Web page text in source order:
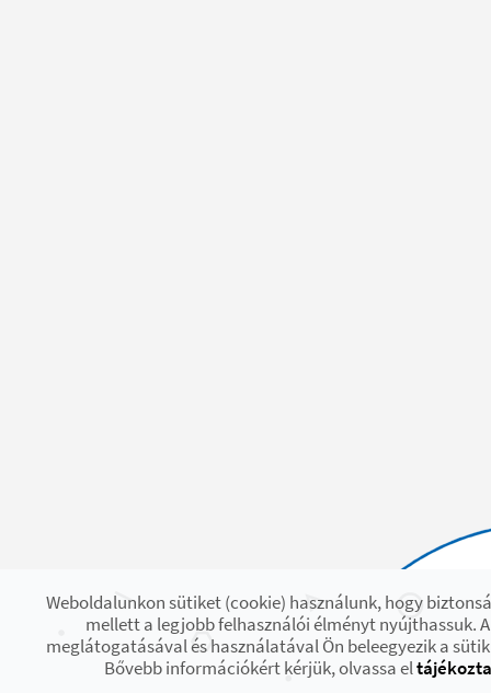
Weboldalunkon sütiket (cookie) használunk, hogy
mellett a legjobb felhasználói élményt nyújthassuk.
meglátogatásával és használatával Ön beleegyezik a
Bővebb információkért kérjük, olvassa el